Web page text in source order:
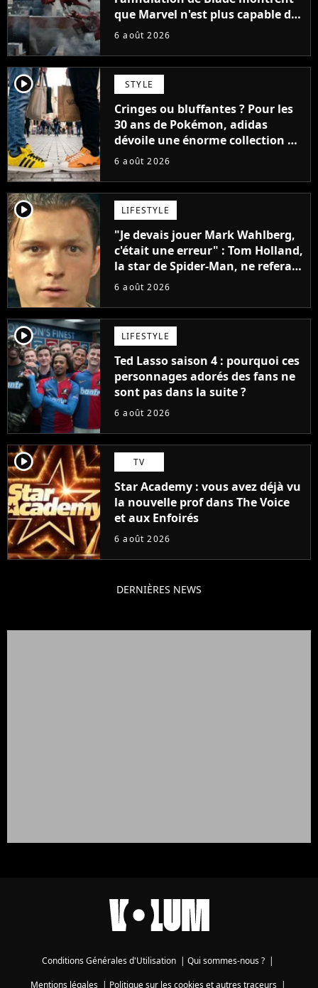
que Marvel n'est plus capable de
faire quoi que ce soit de simple
6 août 2026
player2 STYLE
Cringes ou bluffantes ? Pour les
30 ans de Pokémon, adidas
dévoile une énorme collection de
sneakers et je ne sais pas quoi en
6 août 2026
player2 LIFESTYLE
"Je devais jouer Mark Wahlberg,
c'était une erreur" : Tom Holland,
la star de Spider-Man, ne referait
pas ce blockbuster
6 août 2026
player2 LIFESTYLE
Ted Lasso saison 4 : pourquoi ces
personnages adorés des fans ne
sont pas dans la suite ?
6 août 2026
player2 TV
Star Academy : vous avez déjà vu
la nouvelle prof dans The Voice
et aux Enfoirés
6 août 2026
DERNIÈRES NEWS
Conditions Générales d'Utilisation | Qui sommes-nous ? |
Mentions légales| Politique sur les cookies et autres traceurs|